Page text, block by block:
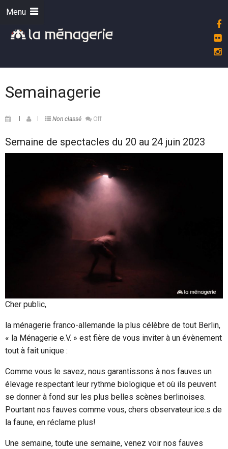
Menu
Semainagerie
Non classé Off
Semaine de spectacles du 20 au 24 juin 2023
Cher public,
la ménagerie franco-allemande la plus célèbre de tout Berlin,
« la Ménagerie e.V. » est fière de vous inviter à un évènement
tout à fait unique :
Comme vous le savez, nous garantissons à nos fauves un
élevage respectant leur rythme biologique et où ils peuvent
se donner à fond sur les plus belles scènes berlinoises.
Pourtant nos fauves comme vous, chers observateur.ice.s de
la faune, en réclame plus!
Une semaine, toute une semaine, venez voir nos fauves